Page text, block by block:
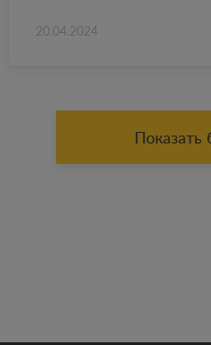
20.04.2024